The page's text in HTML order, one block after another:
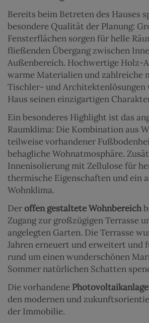
Bereits beim Betreten des Hauses
besondere Qualität der Planung:
Fensterflächen sorgen für helle
fließenden Übergang zwischen
Außenbereich. Hochwertige Holz-
warme Materialien und zahlreiche
Tischler- und Architektenlösungen
Haus seinen einzigartigen
Ein besonderes Highlight ist das
Raumklima: Die Kombination aus
teilweise vorhandener
behagliche Wohnatmosphäre.
Innenisolierung mit Zellulose für
thermische Eigenschaften und ein
Wohnklima.
Der offen gestaltete Wohnbereich
Zugang zur großzügigen Terrasse
angelegten Garten. Die Terrasse
Jahren erneuert und erweitert und
rund um einen wunderschönen
Sommer natürlichen Schatten
Die vorhandene Photovoltaikanlage
den modernen und
der Immobilie.